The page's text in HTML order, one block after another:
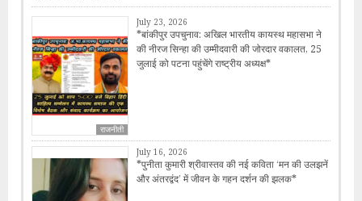
राजनीती
July 23, 2026
*बांकीपुर उपचुनाव: अखिल भारतीय कायस्थ महासभा ने
की नीरज सिन्हा की उम्मीदवारी की जोरदार वकालत, 25
जुलाई को पटना पहुंचेंगे राष्ट्रीय अध्यक्ष*
July 16, 2026
*पुनीता कुमारी श्रीवास्तव की नई कविता ‘मन की उलझनें
और अंतरद्वंद’ में जीवन के गहन दर्शन की झलक*